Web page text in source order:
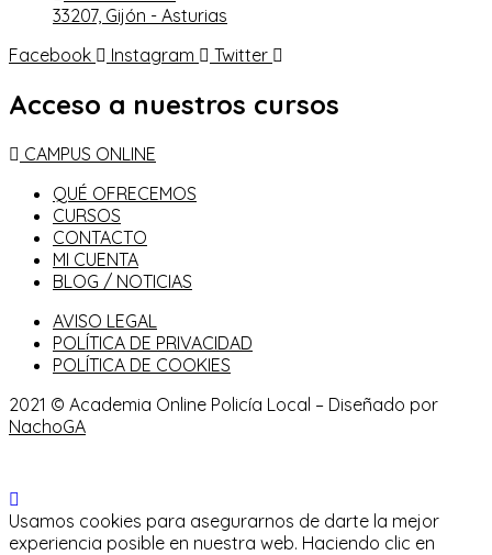
33207, Gijón - Asturias
Facebook
Instagram Twitter
Acceso a nuestros cursos
CAMPUS ONLINE
QUÉ OFRECEMOS
CURSOS
CONTACTO
MI CUENTA
BLOG / NOTICIAS
AVISO LEGAL
POLÍTICA DE PRIVACIDAD
POLÍTICA DE COOKIES
2021 © Academia Online Policía Local – Diseñado por
NachoGA
Usamos cookies para asegurarnos de darte la mejor
experiencia posible en nuestra web. Haciendo clic en